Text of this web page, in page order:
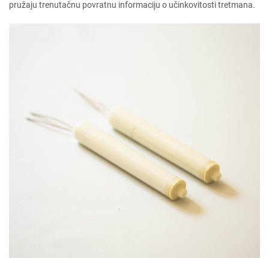
pružaju trenutačnu povratnu informaciju o učinkovitosti tretmana.